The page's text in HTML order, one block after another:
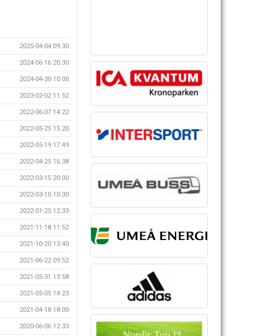
2025-04-04 09:30
2024-06-16 20:30
2024-04-30 10:00
2023-02-02 11:52
2022-06-07 14:22
2022-05-25 15:20
2022-05-19 17:49
2022-04-25 16:38
2022-03-15 20:00
2022-03-10 10:30
2022-01-25 12:33
2021-11-18 11:52
2021-10-20 13:40
2021-06-22 09:52
2021-05-31 13:58
2021-05-05 14:23
2021-04-18 18:00
2020-06-06 12:33